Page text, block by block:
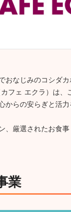
おなじみのコシダ
フェ エクラ）は、
からの安らぎと活
、厳選されたお食
業